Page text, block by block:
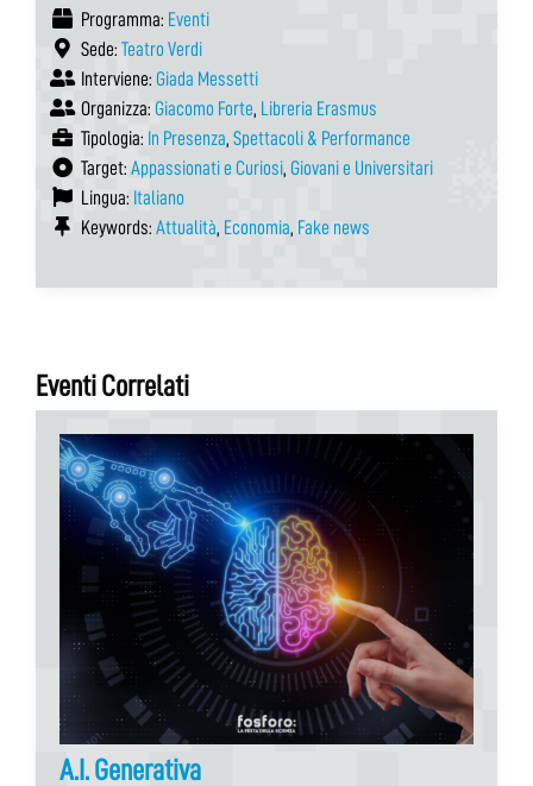
Programma: Eventi
Sede: Teatro Verdi
Interviene: Giada Messetti
Organizza: Giacomo Forte, Libreria Erasmus
Tipologia: In Presenza, Spettacoli & Performance
Target: Appassionati e Curiosi, Giovani e Universitari
Lingua: Italiano
Keywords: Attualità, Economia, Fake news
Eventi Correlati
A.I. Generativa